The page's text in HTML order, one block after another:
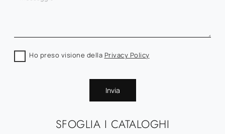
SFOGLIA I CATALOGHI
Ho preso visione della Privacy Policy
Invia